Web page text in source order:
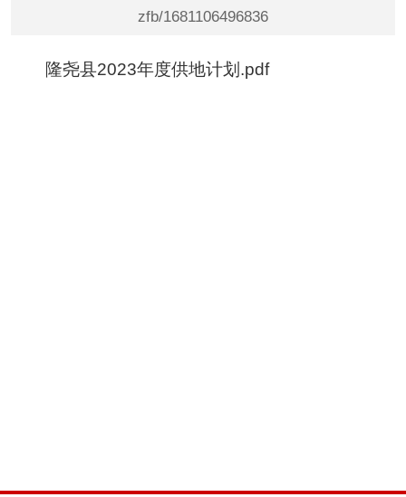
zfb/1681106496836
隆尧县2023年度供地计划.pdf